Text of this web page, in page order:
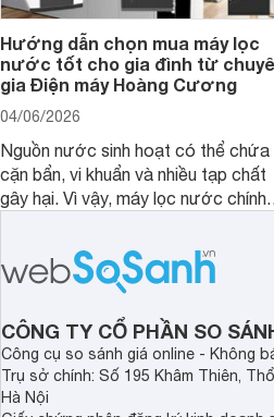
Hướng dẫn chọn mua máy lọc
nước tốt cho gia đình từ
gia Điện máy Hoàng Cương
04/06/2026
Nguồn nước sinh hoạt có thể chứa
cặn bẩn, vi khuẩn và nhiều tạp chất
gây hại. Vì vậy, máy lọc nước chính
sức khỏe và đảm bảo nguồn nước
sạch cho cả gia đình.
CÔNG TY CỔ PHẦN SO
Công cụ so sánh giá online - Không
Trụ sở chính: Số 195 Khâm Thiên,
Hà Nội